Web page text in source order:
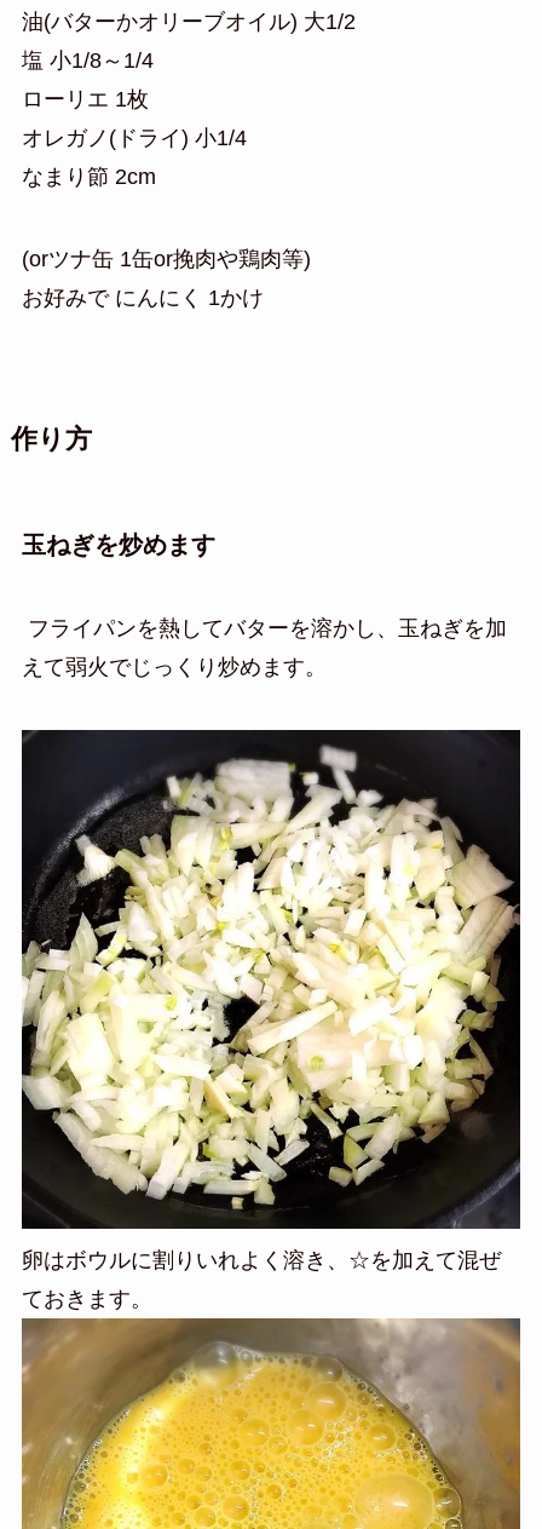
油(バターかオリーブオイル) 大1/2
塩 小1/8～1/4
ローリエ 1枚
オレガノ(ドライ) 小1/4
なまり節 2cm
(orツナ缶 1缶or挽肉や鶏肉等)
お好みで にんにく 1かけ
作り方
玉ねぎを炒めます
フライパンを熱してバターを溶かし、玉ねぎを加
えて弱火でじっくり炒めます。
卵はボウルに割りいれよく溶き、☆を加えて混ぜ
ておきます。